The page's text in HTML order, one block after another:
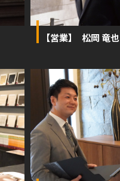
【営業】 松岡 竜也